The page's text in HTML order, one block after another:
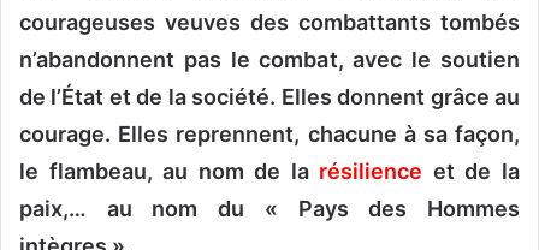
courageuses veuves des combattants tombés
n’abandonnent pas le combat, avec le soutien
de l’État et de la société. Elles donnent grâce au
courage. Elles reprennent, chacune à sa façon,
le flambeau, au nom de la résilience et de la
paix,… au nom du « Pays des Hommes